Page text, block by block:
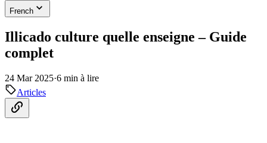
French
Illicado culture quelle enseigne – Guide
complet
24 Mar 2025·6 min à lire
Articles